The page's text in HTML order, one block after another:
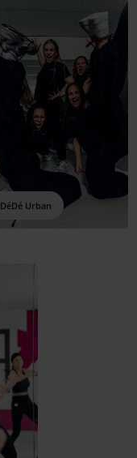
DéDé Urban